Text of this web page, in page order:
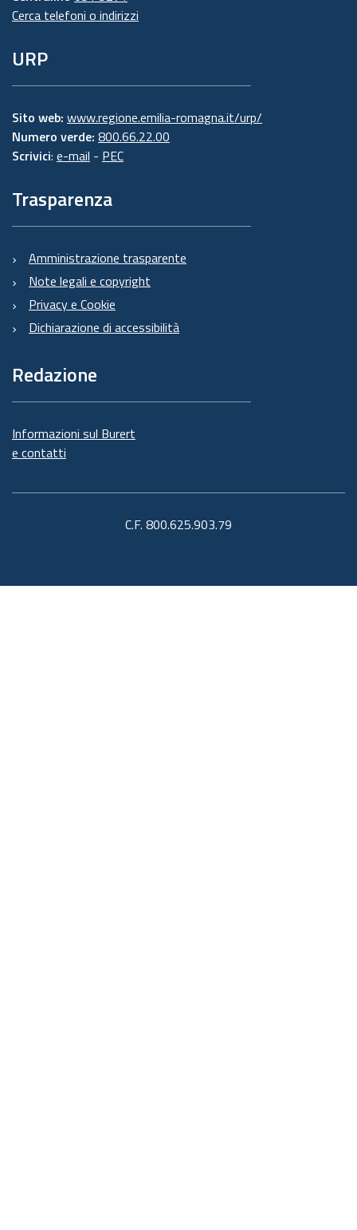
Cerca telefoni o indirizzi
URP
Sito web: www.regione.emilia-romagna.it/urp/
Numero verde: 800.66.22.00
Scrivici: e-mail - PEC
Trasparenza
Amministrazione trasparente
Note legali e copyright
Privacy e Cookie
Dichiarazione di accessibilità
Redazione
Informazioni sul Burert
e contatti
C.F. 800.625.903.79